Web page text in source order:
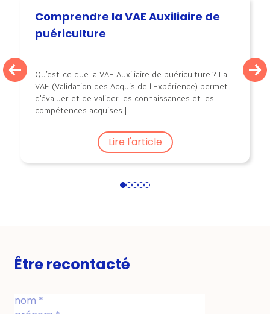
Comprendre la VAE Auxiliaire de
puériculture
Qu’est-ce que la VAE Auxiliaire de puériculture ? La
VAE (Validation des Acquis de l'Expérience) permet
d'évaluer et de valider les connaissances et les
compétences acquises [...]
Lire l'article
12345
Être recontacté